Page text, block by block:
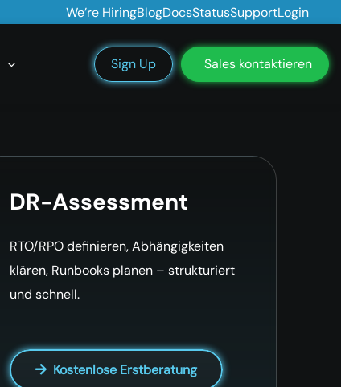
We’re HiringBlogDocsStatusSupportLogin
Sign Up Sales kontaktieren
DR-Assessment
RTO/RPO definieren, Abhängigkeiten
klären, Runbooks planen – strukturiert
und schnell.
Kostenlose Erstberatung